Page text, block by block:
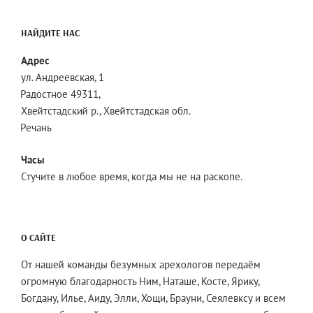
НАЙДИТЕ НАС
Адрес
ул. Андреевская, 1
Радостное 49311,
Хвейтстадский р., Хвейтстадская обл.
Речань
Часы
Стучите в любое время, когда мы не на раскопе.
О САЙТЕ
От нашей команды безумных арехологов передаём
огромную благодарность Ним, Наташе, Косте, Ярику,
Богдану, Илье, Аиду, Элли, Хощи, Брауни, Сеялевксу и всем